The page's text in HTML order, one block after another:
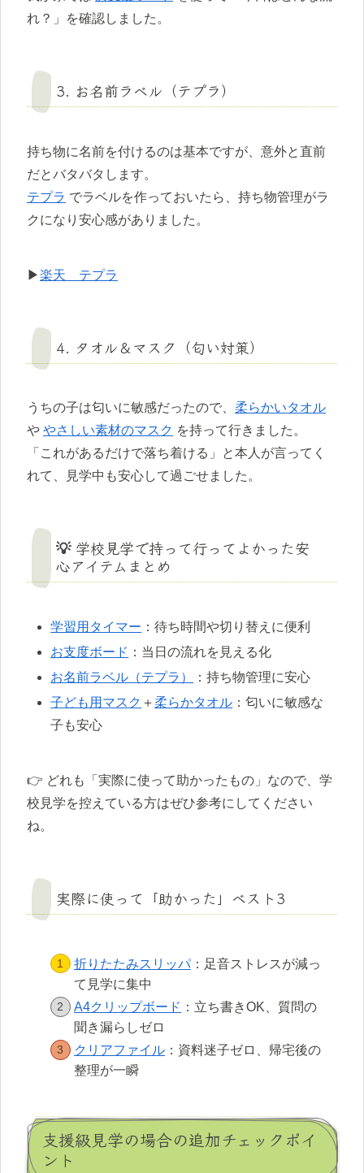
れ？」を確認しました。
3. お名前ラベル（テプラ）
持ち物に名前を付けるのは基本ですが、意外と直前
だとバタバタします。
テプラ でラベルを作っておいたら、持ち物管理がラ
クになり安心感がありました。
▶楽天 テプラ
4. タオル＆マスク（匂い対策）
うちの子は匂いに敏感だったので、 柔らかいタオル
や やさしい素材のマスク を持って行きました。
「これがあるだけで落ち着ける」と本人が言ってく
れて、見学中も安心して過ごせました。
💡 学校見学で持って行ってよかった安
心アイテムまとめ
学習用タイマー ：待ち時間や切り替えに便利
お支度ボード ：当日の流れを見える化
お名前ラベル（テプラ）
：持ち物管理に安心
子ども用マスク ＋柔らかタオル ：匂いに敏感な
子も安心
👉 どれも「実際に使って助かったもの」なので、学
校見学を控えている方はぜひ参考にしてください
ね。
実際に使って「助かった」ベスト3
折りたたみスリッパ：足音ストレスが減っ
て見学に集中
A4クリップボード ：立ち書きOK、質問の
聞き漏らしゼロ
クリアファイル：資料迷子ゼロ、帰宅後の
整理が一瞬
支援級見学の場合の追加チェックポイ
ント